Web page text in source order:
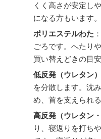
くく高さが安定し
になる方もいます。
ポリエステルわた
ごろです。へたり
買い替えどきの目
低反発（ウレタン）
を分散します。沈
め、首を支えられ
高反発（ウレタン
り、寝返りを打ち